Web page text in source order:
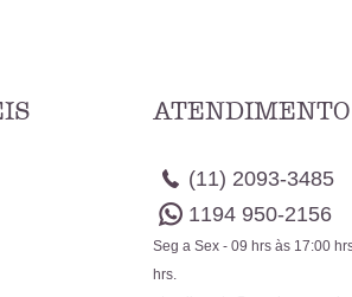
ATENDIMENTO
(11) 2093-3485
1194 950-2156
Seg a Sex - 09 hrs às 17:00
hrs.